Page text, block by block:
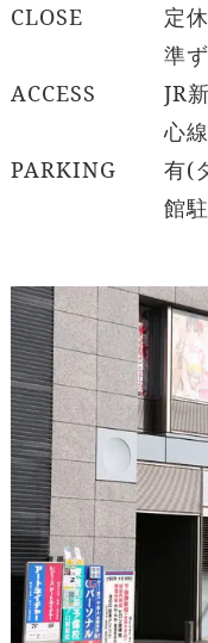
CLOSE
定
準ず
ACCESS
JR
心
PARKING
有(
館